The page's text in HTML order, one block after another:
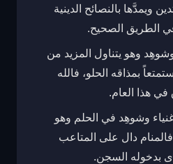
ويمدَّها بالنصائح الدينية
الطريق الصحيح.
وشوهِد وهو يتناول المزيد من
بمذاقه الحلو، فالله
هذا العام.
وشوهِد في الحلم وهو
دال على المتاعب
بدخوله السجن.